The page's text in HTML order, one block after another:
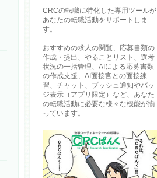
CRCの転職に特化した専用ツールが
あなたの転職活動をサポートしま
す。
おすすめの求人の閲覧、応募書類の
作成・提出、やることリスト、選考
状況の一括管理、AIによる応募書類
の作成支援、AI面接官との面接練
習、チャット、プッシュ通知やバッ
ジ表示（アプリ限定）など、あなた
の転職活動に必要な様々な機能が揃
っています。